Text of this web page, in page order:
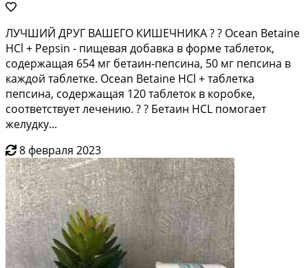
ЛУЧШИЙ ДРУГ ВАШЕГО КИШЕЧНИКА ? ? Ocean Betaine
HCl + Pepsin - пищевая добавка в форме таблеток,
содержащая 654 мг бетаин-пепсина, 50 мг пепсина в
каждой таблетке. Ocean Betaine HCl + таблетка
пепсина, содержащая 120 таблеток в коробке,
соответствует лечению. ? ? Бетаин HCL помогает
желудку...
8 февраля 2023